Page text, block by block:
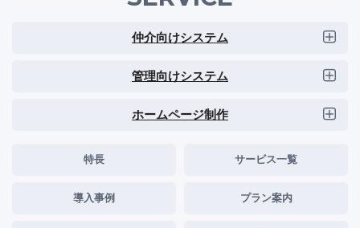
仲介向けシステム
管理向けシステム
ホームページ制作
特長 サービス一覧
導入事例 プラン案内